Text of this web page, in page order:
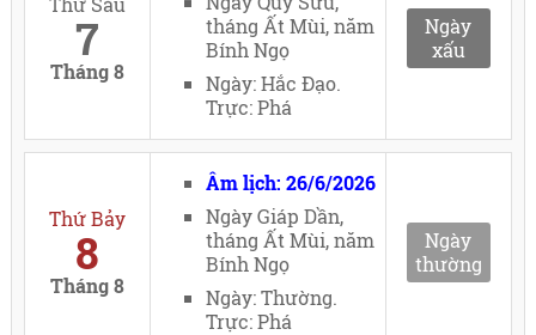
7
Tháng 8
tháng Ất Mùi, năm
Bính Ngọ
Ngày: Hắc Đạo.
Trực: Phá
Ngày
xấu
Thứ Bảy
8
Tháng 8
Âm lịch: 26/6/2026
Ngày Giáp Dần,
tháng Ất Mùi, năm
Bính Ngọ
Ngày: Thường.
Trực: Phá
Ngày
thường